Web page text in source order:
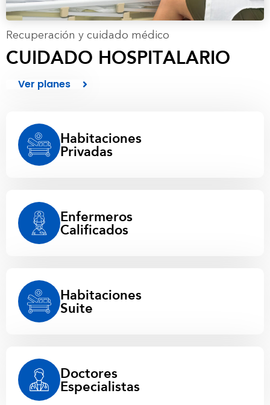
Recuperación y cuidado médico
CUIDADO HOSPITALARIO
Ver planes
Habitaciones
Privadas
Enfermeros
Calificados
Habitaciones
Suite
Doctores
Especialistas